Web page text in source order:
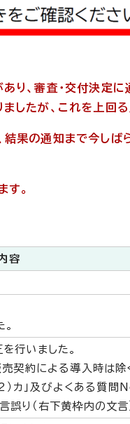
り、審査・交付決定
したが、これを上回る
果の通知まで今しば
す。
容
行いました。
約による導入時は除
カ」及びよくある質問
り（右下黄枠内の文言